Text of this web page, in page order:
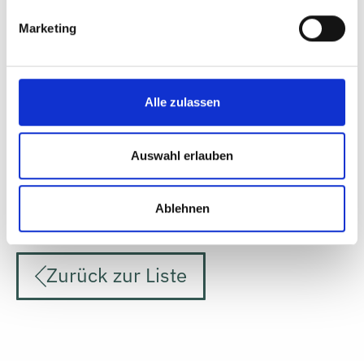
Marketing
Alle zulassen
Auswahl erlauben
Ablehnen
12/2022 – 06/2023
Projektverantwortliche
Dr. Thomas Birner
Hartmut Zenker
Zurück zur Liste